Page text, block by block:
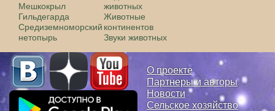
Мешкокрыл
Гильдегарда
Средиземноморский
нетопырь
животных
Животные
континентов
Звуки животных
О проекте
Партнеры и авторы
Новости
Сельское хозяйство